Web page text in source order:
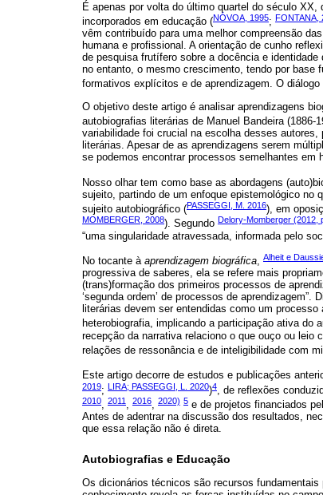
É apenas por volta do último quartel do século
incorporados em educação (NÓVOA, 1995; FONTANA,
vêm contribuído para uma melhor compreensão
humana e profissional. A orientação de cunho
de pesquisa frutífero sobre a docência e
no entanto, o mesmo crescimento, tendo por base
formativos explícitos e de aprendizagem. O
O objetivo deste artigo é analisar aprendizagens
autobiografias literárias de Manuel Bandeira (1886-
variabilidade foi crucial na escolha desses
literárias. Apesar de as aprendizagens serem
se podemos encontrar processos semelhantes em
Nosso olhar tem como base as abordagens
sujeito, partindo de um enfoque epistemológico no
sujeito autobiográfico (PASSEGGI, M. 2016), em
MOMBERGER, 2008). Segundo Delory-Momberger (2012,
“uma singularidade atravessada, informada pelo
No tocante à aprendizagem biográfica, Alheit e
progressiva de saberes, ela se refere mais
(trans)formação dos primeiros processos de
‘segunda ordem’ de processos de
literárias devem ser entendidas como um
heterobiografia, implicando a participação ativa do
recepção da narrativa relaciono o que ouço ou leio
relações de ressonância e de inteligibilidade com
Este artigo decorre de estudos e publicações
2019; LIRA; PASSEGGI, L. 2020)4, de reflexões
2010, 2011 , 2016, 2020) 5 e de projetos financiados
Antes de adentrar na discussão dos resultados,
que essa relação não é direta.
Autobiografias e Educação
Os dicionários técnicos são recursos